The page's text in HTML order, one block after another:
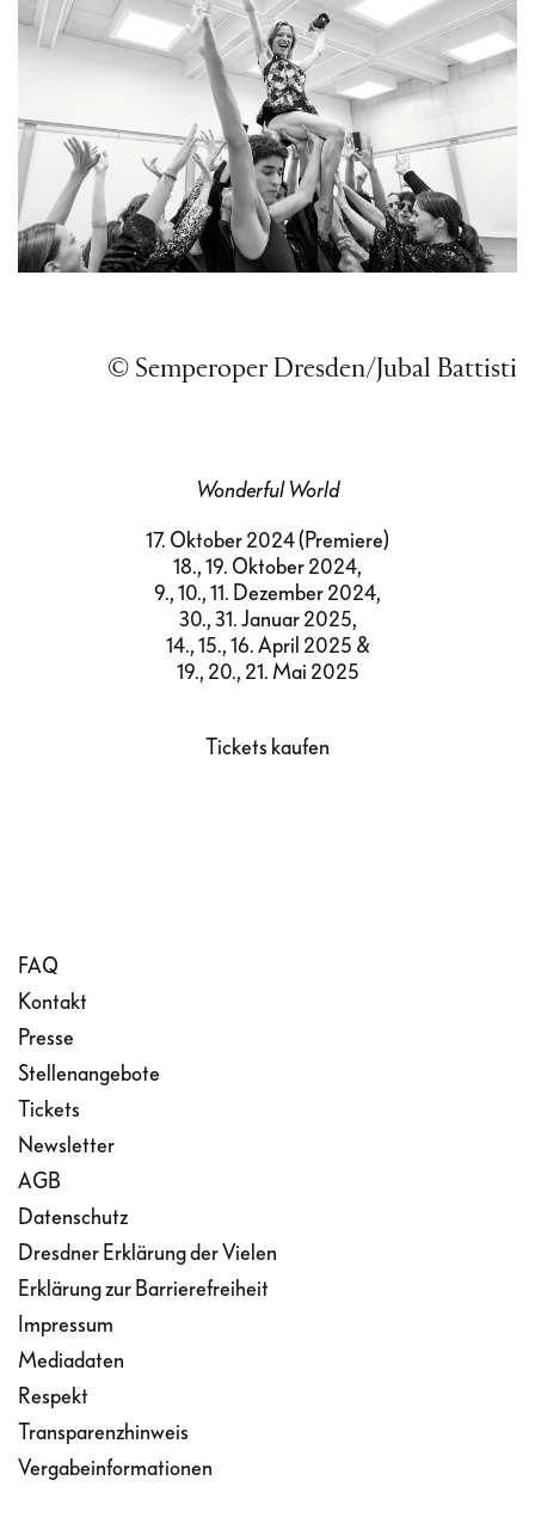
© Semperoper Dresden/ Jubal Battisti
Wonderful World
17. Oktober 2024 (Premiere)
18., 19. Oktober 2024,
9., 10., 11. Dezember 2024,
30., 31. Januar 2025,
14., 15., 16. April 2025 &
19., 20., 21. Mai 2025
Tickets kaufen
FAQ
Kontakt
Presse
Stellenangebote
Tickets
Newsletter
AGB
Datenschutz
Dresdner Erklärung der Vielen
Erklärung zur Barrierefreiheit
Impressum
Mediadaten
Respekt
Transparenzhinweis
Vergabeinformationen